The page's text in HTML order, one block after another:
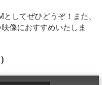
してぜひどうぞ！また、
像におすすめいたしま